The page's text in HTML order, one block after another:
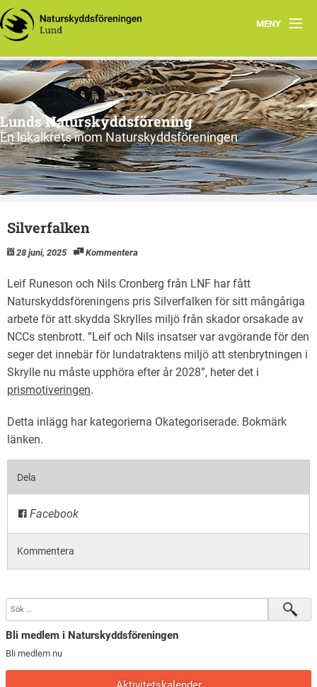
MENY
Hem
Program
Vad vi gör
Vi tycker
Cykling
English
Lunds Naturskyddsförening
En lokalkrets inom Naturskyddsföreningen
Silverfalken
28 juni, 2025 Kommentera
Leif Runeson och Nils Cronberg från LNF har fått
Naturskyddsföreningens pris Silverfalken för sitt mångåriga
arbete för att skydda Skrylles miljö från skador orsakade av
NCCs stenbrott. ”Leif och Nils insatser var avgörande för den
seger det innebär för lundatraktens miljö att stenbrytningen i
Skrylle nu måste upphöra efter år 2028”, heter det i
prismotiveringen.
Detta inlägg har kategorierna Okategoriserade. Bokmärk
länken.
Dela
Facebook
Kommentera
Bli medlem i Naturskyddsföreningen
Bli medlem nu